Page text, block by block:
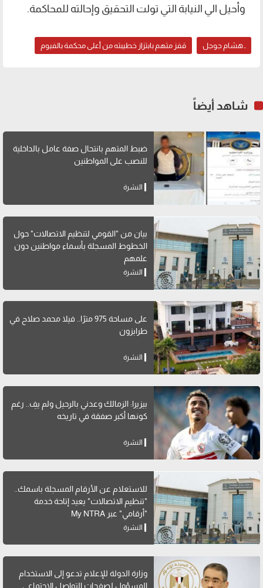
وأحيل الي النيابة التي تولت التحقيق وإحالته للمحاكمة.
ـ هشام جوجل قفز متهم بابتزاز خطيبته من أعلى محكمة بالفيوم
شاهد أيضاً
ضبط المتهم بانتحال صفة عامل بالداخلية
للنصب على المواطنين
النشرة
بيان من "القومي لتنظيم الاتصالات" حول
الخطوط المسجلة بأسماء مواطنين دون
علمهم
النشرة
على مساحة 975 مترًا.. فيلا محمد صلاح في
طرابزون
النشرة
بيزيرا: الزمالك وعدني بالرحيل ولم يفِ.. رغم
كونها أكبر صفقة في تاريخه
النشرة
للاستعلام عن الأرقام المسجلة باسمك..
"تنظيم الاتصالات" يعيد إتاحة خدمة
"أرقامي" عبر My NTRA
النشرة
وزارة الدولة للإعلام تدعو إلى الاستخدام
المسؤول لصفحات التواصل الاجتماعي